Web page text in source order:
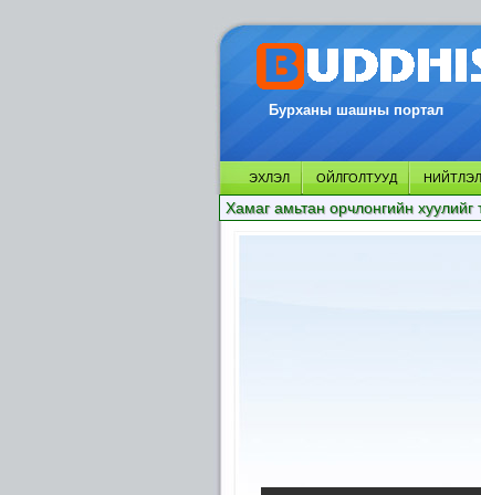
Бурханы шашны портал
ЭХЛЭЛ ОЙЛГОЛТУУД НИЙТЛЭЛ
Хамаг амьтан орчлонгийн хуулийг